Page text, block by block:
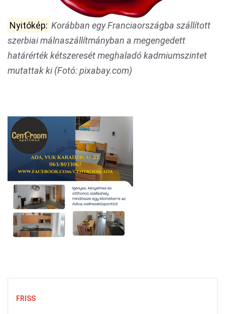
Nyitókép: Korábban egy Franciaországba szállított
szerbiai málnaszállítmányban a megengedett
határérték kétszeresét meghaladó kadmiumszintet
mutattak ki (Fotó: pixabay.com)
FRISS